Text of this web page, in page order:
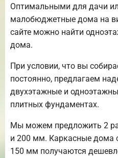
Оптимальными для дачи
малобюджетные дома на
сайте можно найти
дома.
При условии, что вы
постоянно, предлагаем
двухэтажные и
плитных фундаментах.
Мы можем предложить 2
и 200 мм. Каркасные дома
150 мм получаются